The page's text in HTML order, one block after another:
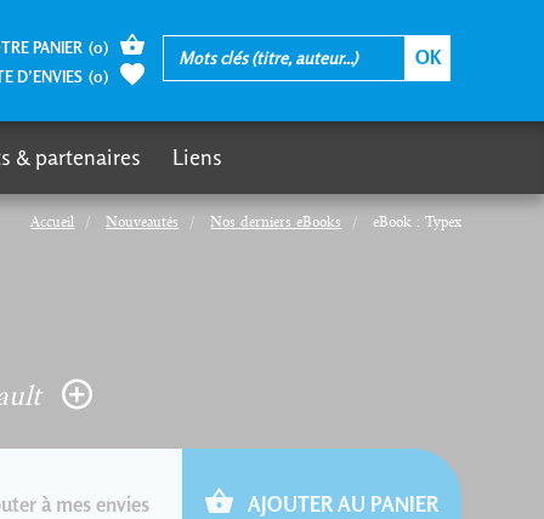
Accueil Nouveautés Nos derniers eBooks eBook : Typex
à mes envies AJOUTER AU PANIER
PANIER (0)
D’ENVIES (0)
& partenaires Liens